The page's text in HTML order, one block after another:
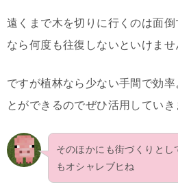
遠くまで木を切りに行くのは面
なら何度も往復しないといけませ
ですが植林なら少ない手間で効
とができるのでぜひ活用していき
そのほかにも街づくりと
もオシャレブヒね